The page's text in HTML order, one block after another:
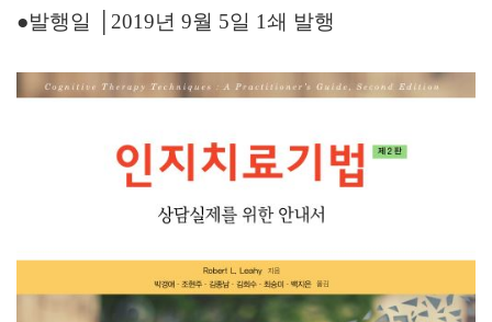
●발행일 2019년 9월 5일 1쇄 발행